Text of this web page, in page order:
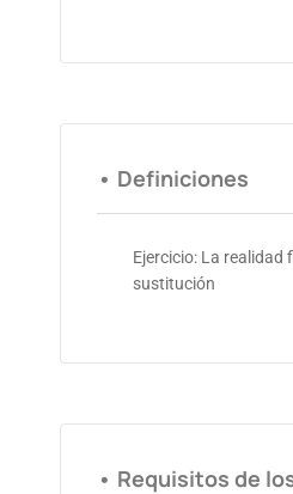
• Definiciones
Ejercicio: La realidad
sustitución
• Requisitos de